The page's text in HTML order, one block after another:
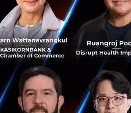
ออกมาตรการหลากหลายด้านเพื่อ
งเสริมให้ธนาคารพาณิชย์เร่ง
ร่งดำเนินการเยียวยาและปรับปรุง
ผลประกอบการและระดับเงิน
ในอนาคตด้วย